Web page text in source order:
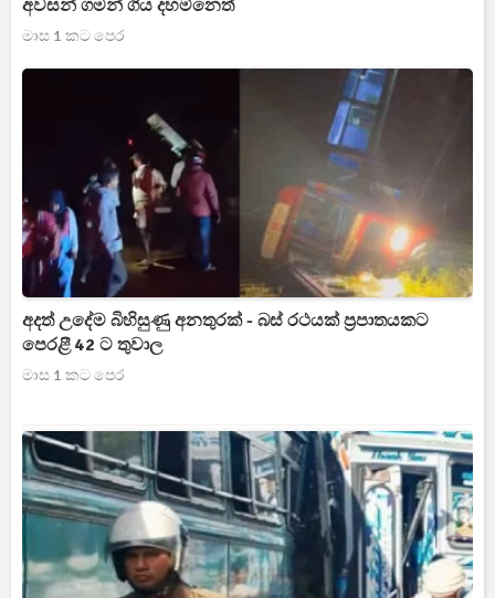
අවසන් ගමන් ගිය දහම්නෙත්
මාස 1 කට පෙර
අදත් උදේම බිහිසුණු අනතුරක් - බස් රථයක් ප්‍රපාතයකට
පෙරළී 42 ට තුවාල
මාස 1 කට පෙර